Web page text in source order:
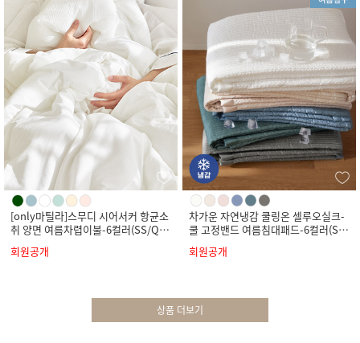
[only마틸라]스무디 시어서커 항균소
취 양면 여름차렵이불-6컬러(SS/Q/
K)
회원공개
차가운 자연냉감 쿨링온 셀루오실크-
쿨 고정밴드 여름침대패드-6컬러(SS/
Q/K)
회원공개
상품 더보기